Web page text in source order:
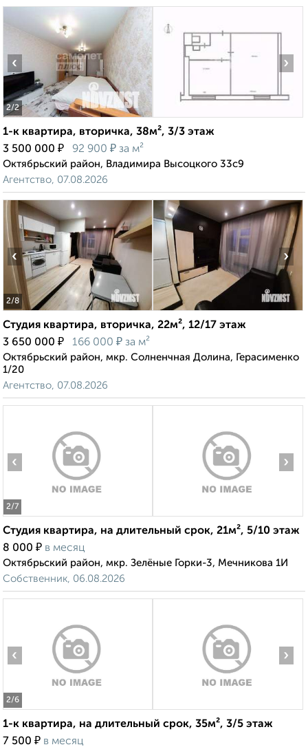
2/2
‹ ›
1-к квартира, вторичка, 38м², 3/3 этаж
3 500 000 ₽ 92 900 ₽ за м²
Октябрьский район, Владимира Высоцкого 33с9
Агентство, 07.08.2026
2/8
‹ ›
Студия квартира, вторичка, 22м², 12/17 этаж
3 650 000 ₽ 166 000 ₽ за м²
Октябрьский район, мкр. Солненчная Долина, Герасименко
1/20
Агентство, 07.08.2026
2/7
‹ ›
Студия квартира, на длительный срок, 21м², 5/10 этаж
8 000 ₽ в месяц
Октябрьский район, мкр. Зелёные Горки-3, Мечникова 1И
Собственник, 06.08.2026
2/6
‹ ›
1-к квартира, на длительный срок, 35м², 3/5 этаж
7 500 ₽ в месяц